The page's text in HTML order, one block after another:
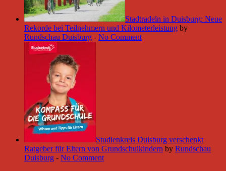
Stadtradeln in Duisburg: Neue
Rekorde bei Teilnehmern und Kilometerleistung by
Rundschau Duisburg - No Comment
Studienkreis Duisburg verschenkt
Ratgeber für Eltern von Grundschulkindern by Rundschau
Duisburg - No Comment